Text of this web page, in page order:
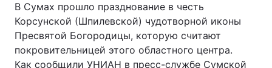
В Сумах прошло празднование в честь
Корсунской (Шпилевской) чудотворной иконы
Пресвятой Богородицы, которую считают
покровительницей этого областного центра.
Как сообщили УНИАН в пресс-службе Сумской